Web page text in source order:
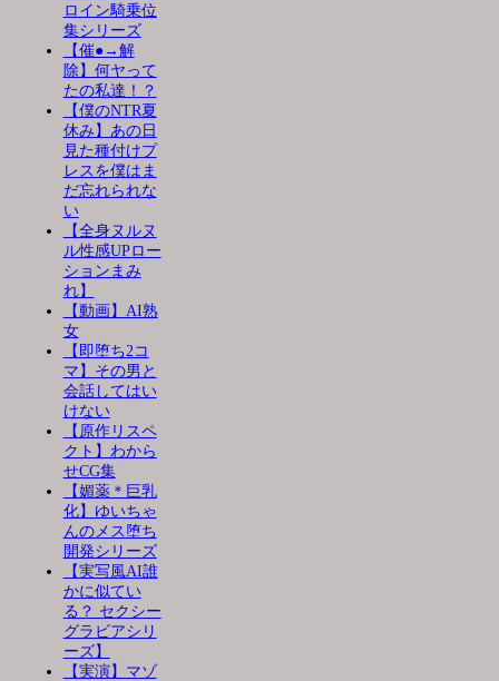
ロイン騎乗位
集シリーズ
【催●→解
除】何ヤって
たの私達！？
【僕のNTR夏
休み】あの日
見た種付けプ
レスを僕はま
だ忘れられな
い
【全身ヌルヌ
ル性感UPロー
ションまみ
れ】
【動画】AI熟
女
【即堕ち2コ
マ】その男と
会話してはい
けない
【原作リスペ
クト】わから
せCG集
【媚薬＊巨乳
化】ゆいちゃ
んのメス堕ち
開発シリーズ
【実写風AI誰
かに似てい
る？ セクシー
グラビアシリ
ーズ】
【実演】マゾ